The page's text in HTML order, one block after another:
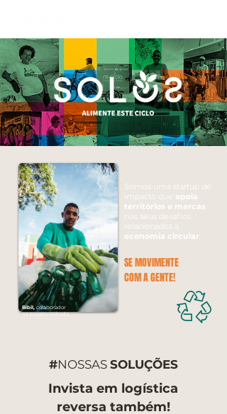
Somos uma startup de
impacto que apoia
territórios e marcas
nos seus desafios
relacionados à
economia circular
SE MOVIMENTE
COM A GENTE!
Bibil, colaborador
no projeto Vidrado.
#NOSSAS SOLUÇÕES
Invista em logística
reversa também!